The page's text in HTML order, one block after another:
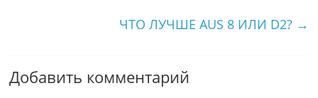
ЧТО ЛУЧШЕ AUS 8 ИЛИ D2? →
Добавить комментарий